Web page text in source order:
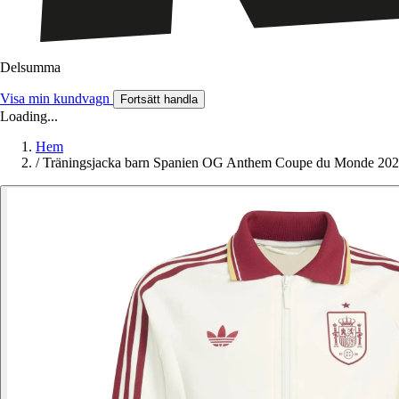
Delsumma
Visa min kundvagn Fortsätt handla
Loading...
Hem
/ Träningsjacka barn Spanien OG Anthem Coupe du Monde